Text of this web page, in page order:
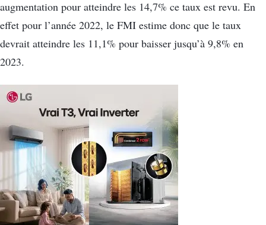
augmentation pour atteindre les 14,7% ce taux est revu. En
effet pour l’année 2022, le FMI estime donc que le taux
devrait atteindre les 11,1% pour baisser jusqu’à 9,8% en
2023.